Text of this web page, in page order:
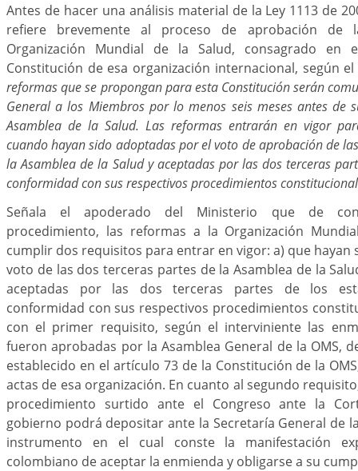
Antes de hacer una análisis material de la Ley 1113 de
refiere brevemente al proceso de aprobación de
Organización Mundial de la Salud, consagrado
Constitución de esa organización internacional, según
reformas que se propongan para esta Constitución serán
General a los Miembros por lo menos seis meses antes de
Asamblea de la Salud. Las reformas entrarán en vigor
cuando hayan sido adoptadas por el voto de aprobación de
la Asamblea de la Salud y aceptadas por las dos terceras
conformidad con sus respectivos procedimientos
Señala el apoderado del Ministerio que de
procedimiento, las reformas a la Organización
cumplir dos requisitos para entrar en vigor: a) que hayan
voto de las dos terceras partes de la Asamblea de la
aceptadas por las dos terceras partes de los
conformidad con sus respectivos procedimientos
con el primer requisito, según el interviniente las
fueron aprobadas por la Asamblea General de la OMS,
establecido en el artículo 73 de la Constitución de la
actas de esa organización. En cuanto al segundo
procedimiento surtido ante el Congreso ante la
gobierno podrá depositar ante la Secretaría General de
instrumento en el cual conste la manifestación
colombiano de aceptar la enmienda y obligarse a su